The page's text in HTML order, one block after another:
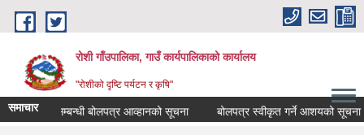
Skip to main content
रोशी गाँउपालिका, गाउँ कार्यपालिकाको कार्यालय
"रोशीको दृष्टि पर्यटन र कृषि"
समाचार
संकलन सम्बन्धी बोलपत्र आव्हानको सूचना बोलपत्र स्वीकृत गर्ने आशयको सूचना ।